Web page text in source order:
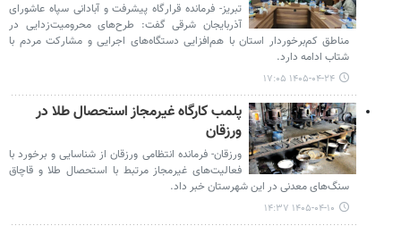
تبریز- فرمانده قرارگاه پیشرفت و آبادانی سپاه عاشورای
آذربایجان شرقی گفت: طرح‌های محرومیت‌زدایی در
مناطق کم‌برخوردار استان با هم‌افزایی دستگاه‌های اجرایی و مشارکت مردم با
شتاب ادامه دارد.
۱۴۰۵-۰۴-۲۴ ۱۷:۰۵
پلمب کارگاه غیرمجاز استحصال طلا در
ورزقان
ورزقان- فرمانده انتظامی ورزقان از شناسایی و برخورد با
فعالیت‌های غیرمجاز مرتبط با استحصال طلا و قاچاق
سنگ‌های معدنی در این شهرستان خبر داد.
۱۴۰۵-۰۴-۱۰ ۱۴:۳۷